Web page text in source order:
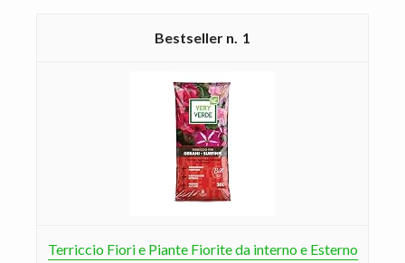
1
Terriccio Fiori e Piante Fiorite da interno e Esterno